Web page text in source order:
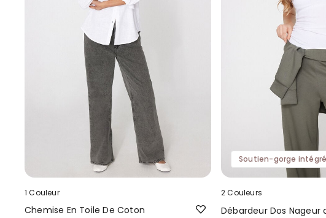
1 Couleur
Chemise En Toile De Coton
Soutien-gorge intégré
2 Couleurs
Débardeur Dos Nageur